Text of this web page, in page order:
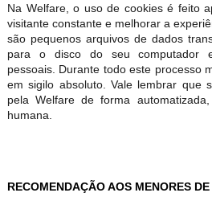
Na Welfare, o uso de cookies é feito
visitante constante e melhorar a
são pequenos arquivos de dados
para o disco do seu computador
pessoais. Durante todo este processo
em sigilo absoluto. Vale lembrar que
pela Welfare de forma
humana.
RECOMENDAÇÃO AOS MENORES